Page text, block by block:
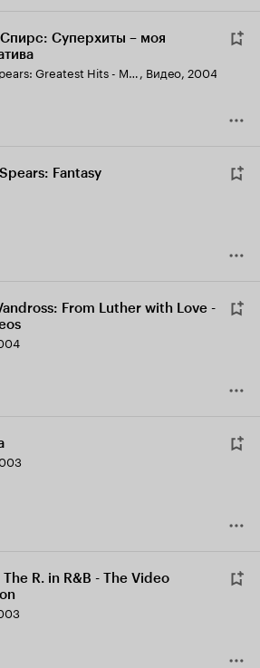
Суперхиты – моя
Britney Spears: Greatest Hits - My Prerogative, Видео, 2004
Fantasy
From Luther with Love -
The R. in R&B - The Video